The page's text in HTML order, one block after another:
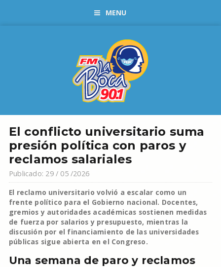
MENU
El conflicto universitario suma
presión política con paros y
reclamos salariales
Publicado: 29 / 05 /2026
El reclamo universitario volvió a escalar como un
frente político para el Gobierno nacional. Docentes,
gremios y autoridades académicas sostienen medidas
de fuerza por salarios y presupuesto, mientras la
discusión por el financiamiento de las universidades
públicas sigue abierta en el Congreso.
Una semana de paro y reclamos